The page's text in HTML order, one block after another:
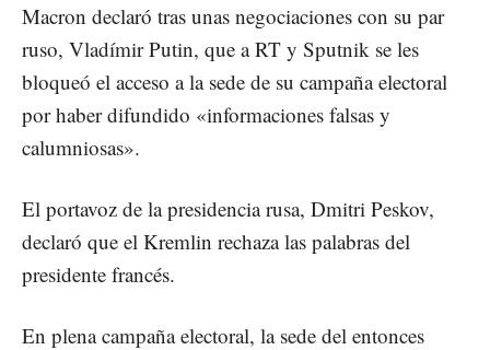
Macron declaró tras unas negociaciones con su par
ruso, Vladímir Putin, que a RT y Sputnik se les
bloqueó el acceso a la sede de su campaña electoral
por haber difundido «informaciones falsas y
calumniosas».
El portavoz de la presidencia rusa, Dmitri Peskov,
declaró que el Kremlin rechaza las palabras del
presidente francés.
En plena campaña electoral, la sede del entonces